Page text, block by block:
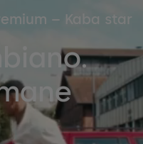
– Kaba star